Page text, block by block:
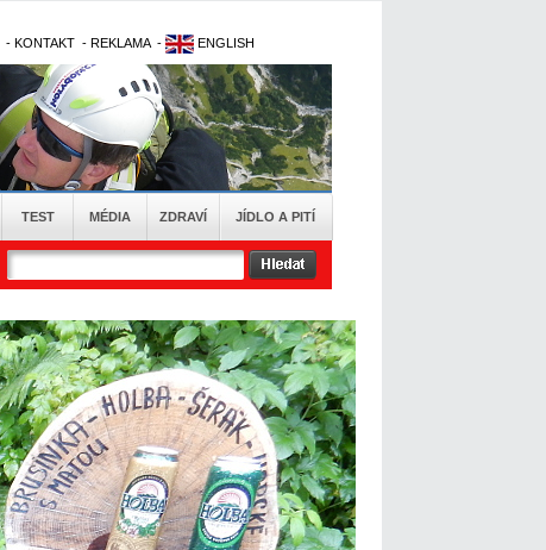
- KONTAKT - REKLAMA - ENGLISH
TEST MÉDIA ZDRAVÍ JÍDLO A PITÍ